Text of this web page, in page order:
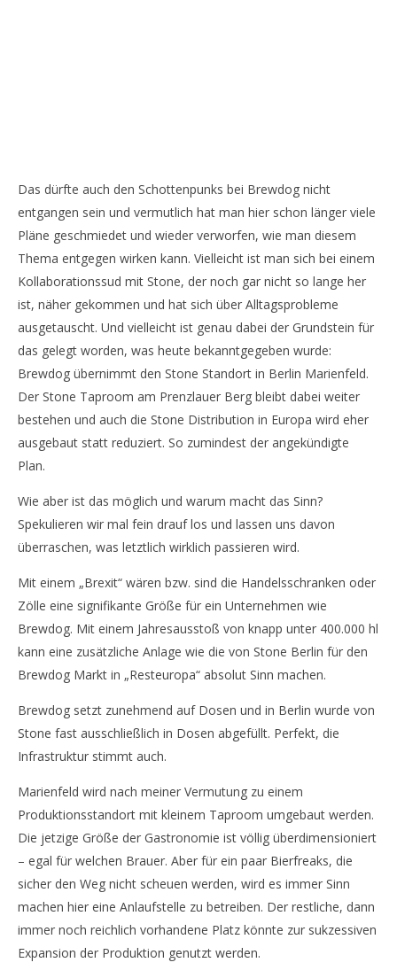
Das dürfte auch den Schottenpunks bei Brewdog nicht
entgangen sein und vermutlich hat man hier schon länger viele
Pläne geschmiedet und wieder verworfen, wie man diesem
Thema entgegen wirken kann. Vielleicht ist man sich bei einem
Kollaborationssud mit Stone, der noch gar nicht so lange her
ist, näher gekommen und hat sich über Alltagsprobleme
ausgetauscht. Und vielleicht ist genau dabei der Grundstein für
das gelegt worden, was heute bekanntgegeben wurde:
Brewdog übernimmt den Stone Standort in Berlin Marienfeld.
Der Stone Taproom am Prenzlauer Berg bleibt dabei weiter
bestehen und auch die Stone Distribution in Europa wird eher
ausgebaut statt reduziert. So zumindest der angekündigte
Plan.
Wie aber ist das möglich und warum macht das Sinn?
Spekulieren wir mal fein drauf los und lassen uns davon
überraschen, was letztlich wirklich passieren wird.
Mit einem „Brexit“ wären bzw. sind die Handelsschranken oder
Zölle eine signifikante Größe für ein Unternehmen wie
Brewdog. Mit einem Jahresausstoß von knapp unter 400.000 hl
kann eine zusätzliche Anlage wie die von Stone Berlin für den
Brewdog Markt in „Resteuropa“ absolut Sinn machen.
Brewdog setzt zunehmend auf Dosen und in Berlin wurde von
Stone fast ausschließlich in Dosen abgefüllt. Perfekt, die
Infrastruktur stimmt auch.
Marienfeld wird nach meiner Vermutung zu einem
Produktionsstandort mit kleinem Taproom umgebaut werden.
Die jetzige Größe der Gastronomie ist völlig überdimensioniert
– egal für welchen Brauer. Aber für ein paar Bierfreaks, die
sicher den Weg nicht scheuen werden, wird es immer Sinn
machen hier eine Anlaufstelle zu betreiben. Der restliche, dann
immer noch reichlich vorhandene Platz könnte zur sukzessiven
Expansion der Produktion genutzt werden.